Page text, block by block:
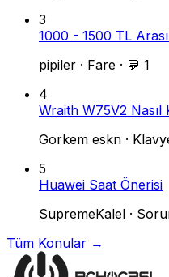
3
1000 - 1500 TL
pipiler · Fare · 💬 1
4
Wraith W75V2 Nasıl
Gorkem eskn ·
5
Huawei Saat Önerisi
SupremeKalel ·
Tüm Konular →